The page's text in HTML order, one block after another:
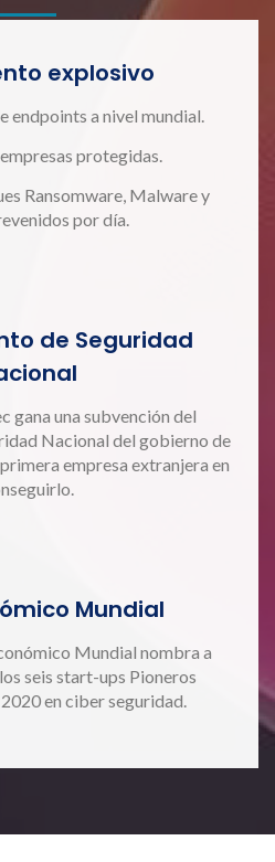
explosivo
endpoints a nivel mundial.
protegidas.
Ransomware, Malware y
por día.
de Seguridad
gana una subvención del
Nacional del gobierno de
empresa extranjera en
Mundial
Mundial nombra a
seis start-ups Pioneros
en ciber seguridad.